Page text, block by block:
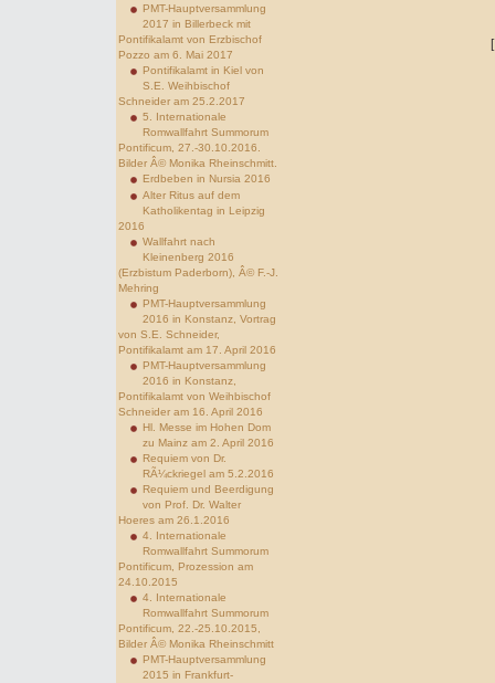
PMT-Hauptversammlung
2017 in Billerbeck mit
Pontifikalamt von Erzbischof
Pozzo am 6. Mai 2017
Pontifikalamt in Kiel von
S.E. Weihbischof
Schneider am 25.2.2017
5. Internationale
Romwallfahrt Summorum
Pontificum, 27.-30.10.2016.
Bilder Â© Monika Rheinschmitt.
Erdbeben in Nursia 2016
Alter Ritus auf dem
Katholikentag in Leipzig
2016
Wallfahrt nach
Kleinenberg 2016
(Erzbistum Paderborn), Â© F.-J.
Mehring
PMT-Hauptversammlung
2016 in Konstanz, Vortrag
von S.E. Schneider,
Pontifikalamt am 17. April 2016
PMT-Hauptversammlung
2016 in Konstanz,
Pontifikalamt von Weihbischof
Schneider am 16. April 2016
Hl. Messe im Hohen Dom
zu Mainz am 2. April 2016
Requiem von Dr.
RÃ¼ckriegel am 5.2.2016
Requiem und Beerdigung
von Prof. Dr. Walter
Hoeres am 26.1.2016
4. Internationale
Romwallfahrt Summorum
Pontificum, Prozession am
24.10.2015
4. Internationale
Romwallfahrt Summorum
Pontificum, 22.-25.10.2015,
Bilder Â© Monika Rheinschmitt
PMT-Hauptversammlung
2015 in Frankfurt-